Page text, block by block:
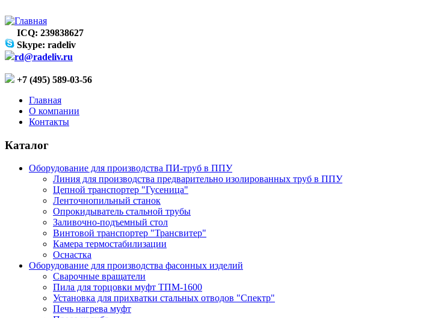
ICQ: 239838627
Skype: radeliv
rd@radeliv.ru
+7 (495) 589-03-56
Главная
О компании
Контакты
Каталог
Оборудование для производства ПИ-труб в ППУ
Линия для производства предварительно изолированных труб в ППУ
Цепной транспортер "Гусеница"
Ленточнопильный станок
Опрокидыватель стальной трубы
Заливочно-подъемный стол
Винтовой транспортер "Трансвитер"
Камера термостабилизации
Оснастка
Оборудование для производства фасонных изделий
Сварочные вращатели
Пила для торцовки муфт ТПМ-1600
Установка для прихватки стальных отводов "Спектр"
Печь нагрева муфт